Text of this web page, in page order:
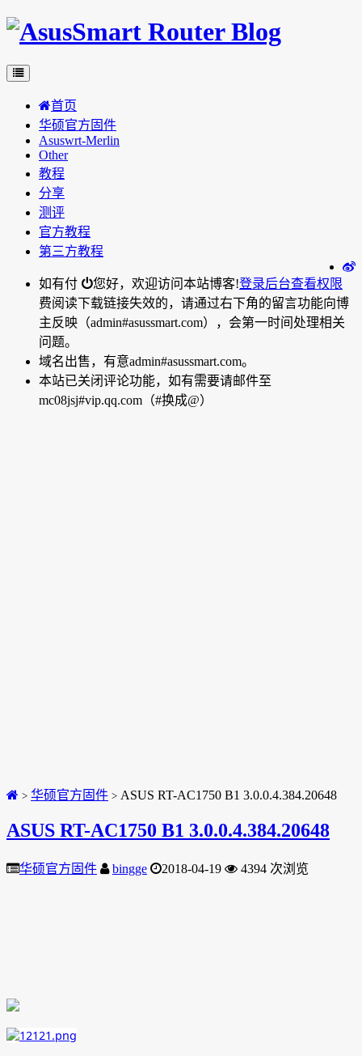
首页
华硕官方固件
Asuswrt-Merlin
Other
教程
分享
测评
官方教程
第三方教程
您好，欢迎访问本站博客!登录后台查看权限
如有付
费阅读下载链接失效的，请通过右下角的留言功能向博
主反映（admin#asussmart.com），会第一时间处理相关
问题。
域名出售，有意admin#asussmart.com。
本站已关闭评论功能，如有需要请邮件至
mc08jsj#vip.qq.com（#换成@）
> 华硕官方固件 > ASUS RT-AC1750 B1 3.0.0.4.384.20648
ASUS RT-AC1750 B1 3.0.0.4.384.20648
华硕官方固件 bingge 2018-04-19 4394 次浏览